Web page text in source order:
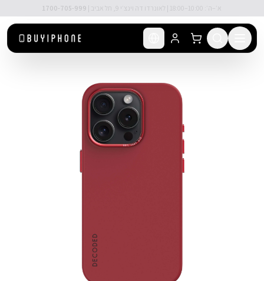
דלג לתוכן הראשי 🚚 משלוח מהיר חינם מעל ₪300